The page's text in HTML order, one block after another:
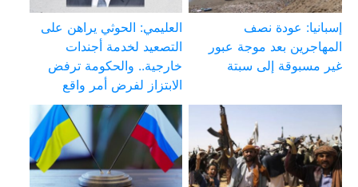
إسبانيا: عودة نصف
المهاجرين بعد موجة عبور
غير مسبوقة إلى سبتة
العليمي: الحوثي يراهن على
التصعيد لخدمة أجندات
خارجية.. والحكومة ترفض
الابتزاز لفرض أمر واقع